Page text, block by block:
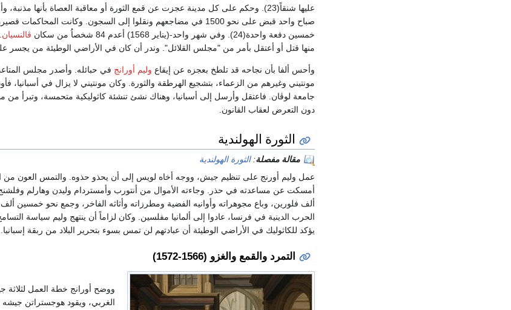
عليها شنقاً(23). وحكم على كل مدينة عجزت عن قمع الثورة أو معاقبة العصاة بأنها
صباح واحد قبض على نحو 1500 في مضاجعهم ونقلوا إلى السجون. وكانت
خمسين دفعة واحدة(24). وفي شهر واحد-(يناير 1568) أعدم 84 شخصاُ من سكان
ڤالنسيان
منها قتل أو أعتقل بأمر من "مجلس القلائل". وندر أن كان في الأراضي الوطيئة من يجسر على
وأحس ألفا بأن نجاحه قد تلطخ بعجزه عن إيقاع وليم أورانج في حبائله. وأصدر مجلس
مونتيني وغيرهم من الزعماء، بتشجيع الهرطقة والثورة. وكان مونتيني لا يزال في
جامعة لوڤان. فاعتقل وأرسل إلى أسبانيا، وهناك نشئ تنشئة كاثوليكية متحمسة، وتبرأ من
دون التعرض لعقاب القانون.
الثورة الهولندية
مقالة مفصلة:الثورة الهولندية
عمل وليم أورنج على تنظيم جيش، ووجه أخاه لويس إلى أن يحذو حذوه. والتمس العون من
أمسكت عن مساعدته في حذر. وجاءته الأموال من أنتورب وأمستردام وليدن وهارلم
ألف فلورين، وباع مجوهراته وأوانيه الفضية ومطرزاته وأثاثه الفاخر، وجمع نحو خمسين
الحرب الدينية في فرنسا، عادوا إلى ألمانيا مفلسين. وكان لزاماً أن ينتهج وليم سياسة
يؤكد للكاثوليك في الأراضي الوطيئة أن عبادتهم لن تمس بسوء بتحرير البلاد من ربقة إسبانيا.
التمرد والقمع والغزو (1566-1572)
ووضح أورانج خطة العمل
الغربي، ويقود هوجستراتن